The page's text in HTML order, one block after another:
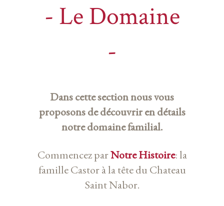
Le Domaine
Dans cette section nous vous
proposons de découvrir en détails
notre domaine familial.
Commencez parNotre Histoire: la
famille Castor à la tête du Chateau
Saint Nabor.